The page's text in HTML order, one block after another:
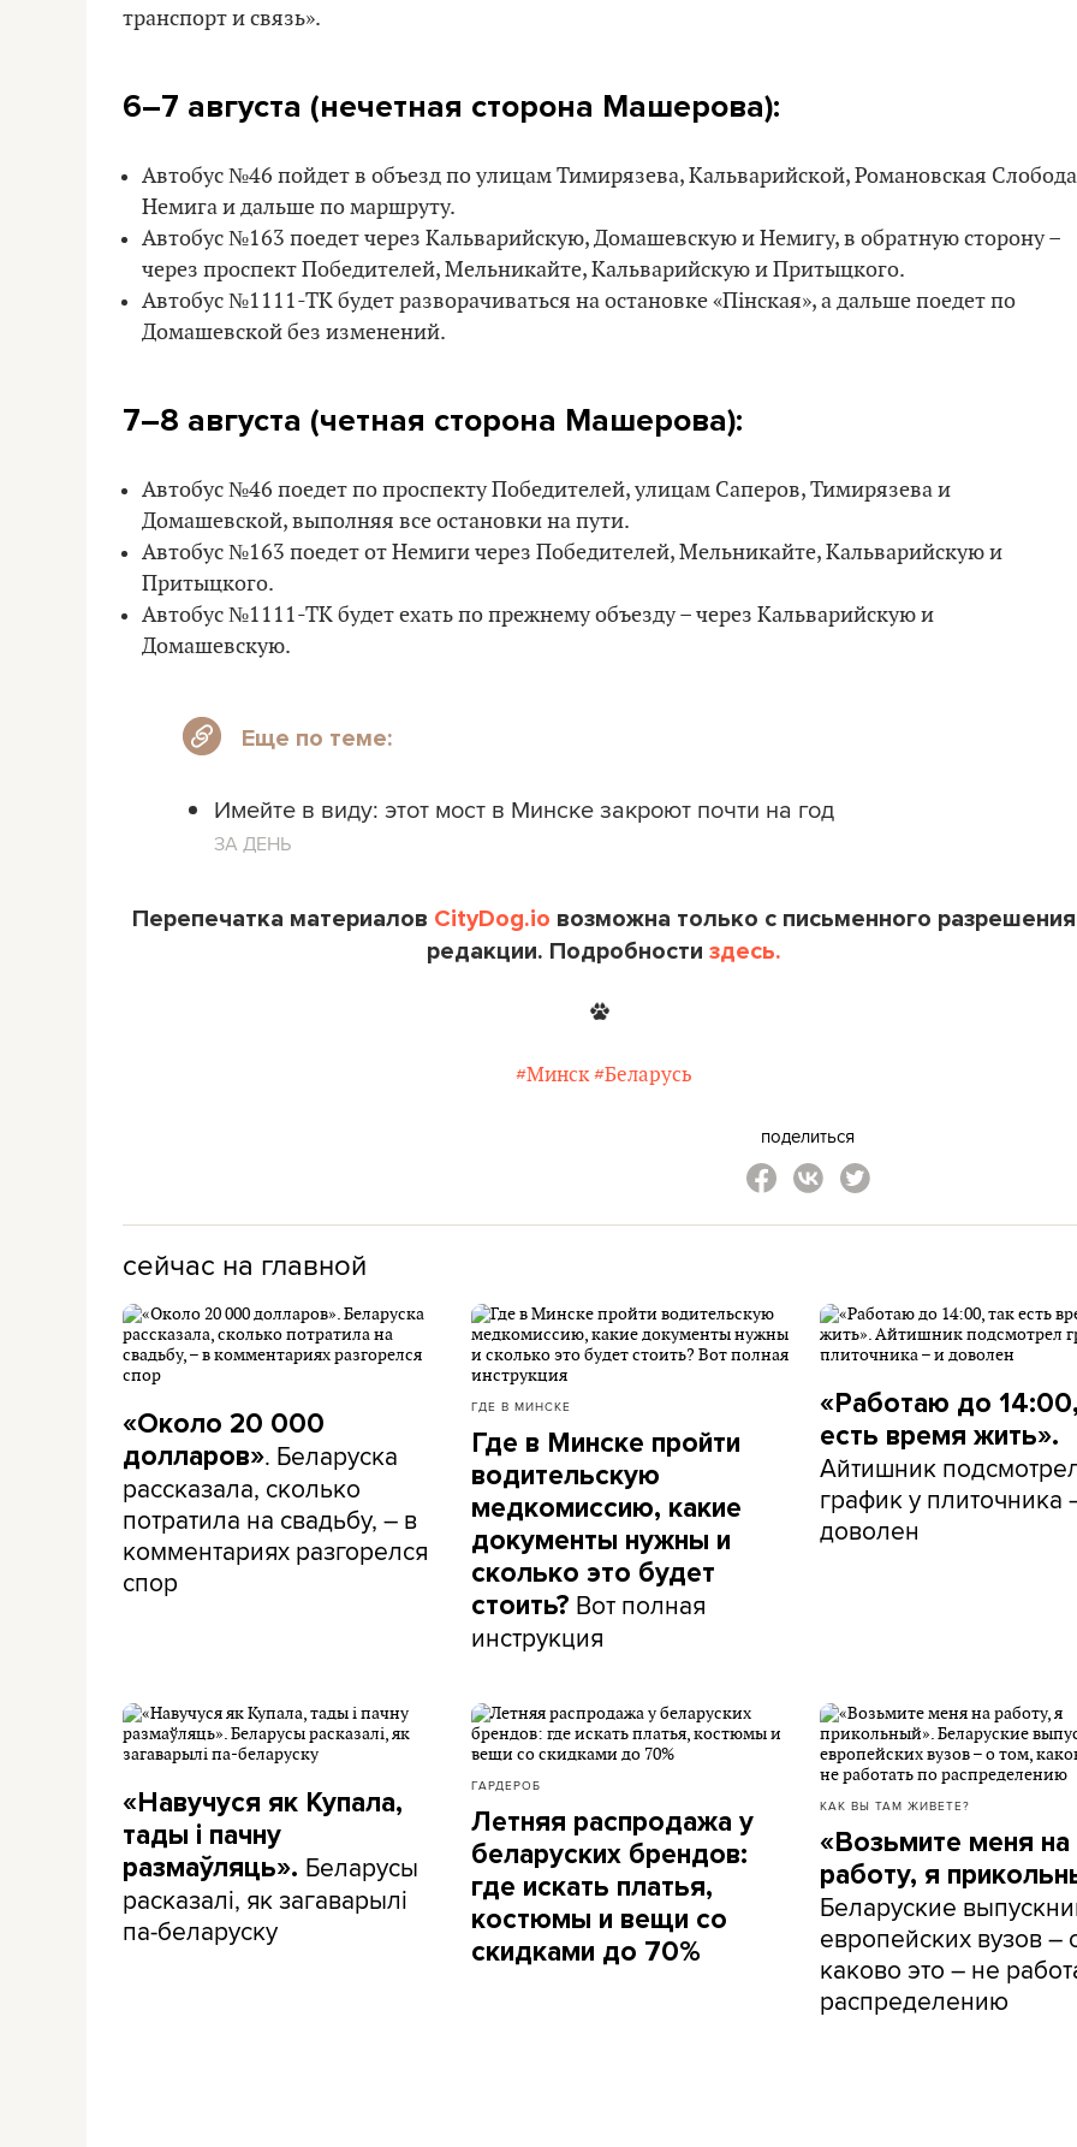
транспорт и связь».
6–7 августа (нечетная сторона Машерова):
Автобус №46 пойдет в объезд по улицам Тимирязева, Кальварийской, Романовская
Немига и дальше по маршруту.
Автобус №163 поедет через Кальварийскую, Домашевскую и Немигу, в обратную сторону –
через проспект Победителей, Мельникайте, Кальварийскую и Притыцкого.
Автобус №1111-ТК будет разворачиваться на остановке «Пінская», а дальше поедет по
Домашевской без изменений.
7–8 августа (четная сторона Машерова):
Автобус №46 поедет по проспекту Победителей, улицам Саперов, Тимирязева и
Домашевской, выполняя все остановки на пути.
Автобус №163 поедет от Немиги через Победителей, Мельникайте, Кальварийскую и
Притыцкого.
Автобус №1111-ТК будет ехать по прежнему объезду – через Кальварийскую и
Домашевскую.
Еще по теме:
Имейте в виду: этот мост в Минске закроют почти на год
ЗА ДЕНЬ
Перепечатка материалов CityDog.io возможна только с письменного разрешения
редакции. Подробности здесь.
#Минск #Беларусь
поделиться
сейчас на главной
«Около 20 000
долларов». Беларуска
рассказала, сколько
потратила на свадьбу, – в
комментариях разгорелся
спор
ГДЕ В МИНСКЕ
Где в Минске пройти
водительскую
медкомиссию, какие
документы нужны и
сколько это будет
стоить? Вот полная
инструкция
«Работаю до
есть время жить».
Айтишник
график у плиточника
доволен
«Навучуся як Купала,
тады і пачну
размаўляць». Беларусы
расказалі, як загаварылі
па-беларуску
ГАРДЕРОБ
Летняя распродажа у
беларуских брендов:
где искать платья,
костюмы и вещи со
скидками до 70%
КАК ВЫ ТАМ ЖИВЕТЕ?
«Возьмите меня на
работу, я
Беларуские
европейских вузов –
каково это – не
распределению